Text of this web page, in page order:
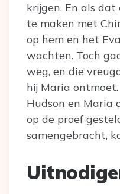
krijgen. En als
te maken met
op hem en het
wachten. Toch
weg, en die
hij Maria
Hudson en
op de proef
samengebracht,